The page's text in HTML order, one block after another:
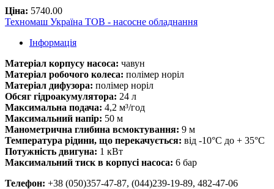
Ціна: 5740.00
Техномаш Україна ТОВ - насосне обладнання
Інформація
Матеріал корпусу насоса: чавун
Матеріал робочого колеса: полімер норіл
Матеріал дифузора: полімер норіл
Обсяг гідроакумулятора: 24 л
Максимальна подача: 4,2 м³/год
Максимальний напір: 50 м
Манометрична глибина всмоктування: 9 м
Температура рідини, що перекачується: від -10°C до + 35°C
Потужність двигуна: 1 кВт
Максимальний тиск в корпусі насоса: 6 бар
Телефон: +38 (050)357-47-87, (044)239-19-89, 482-47-06